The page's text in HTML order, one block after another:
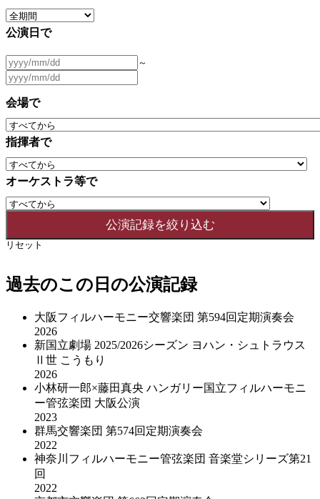
公演日で
～
会場で
指揮者で
オーケストラ等で
リセット
過去のこの日の公演記録
大阪フィルハーモニー交響楽団 第594回定期演奏会
2026
新国立劇場 2025/2026シーズン ヨハン・シュトラウス
Ⅱ世 こうもり
2026
小林研一郎×藤田真央 ハンガリー国立フィルハーモニ
ー管弦楽団 大阪公演
2023
群馬交響楽団 第574回定期演奏会
2022
神奈川フィルハーモニー管弦楽団 音楽堂シリーズ第21
回
2022